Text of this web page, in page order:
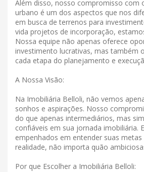
Além disso, nosso compromisso com
urbano é um dos aspectos que nos
em busca de terrenos para
vida projetos de incorporação,
Nossa equipe não apenas oferece
investimento lucrativas, mas também
cada etapa do planejamento e
A Nossa Visão:
Na Imobiliária Belloli, não vemos
sonhos e aspirações. Nosso
do que apenas intermediários, mas
confiáveis ​​em sua jornada imobiliária.
empenhados em entender suas
realidade, não importa quão
Por que Escolher a Imobiliária Belloli: